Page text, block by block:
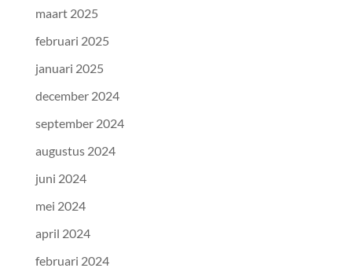
maart 2025
februari 2025
januari 2025
december 2024
september 2024
augustus 2024
juni 2024
mei 2024
april 2024
februari 2024